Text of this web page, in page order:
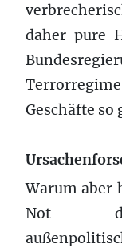
daher pure
Geschäfte so
Warum aber
Not